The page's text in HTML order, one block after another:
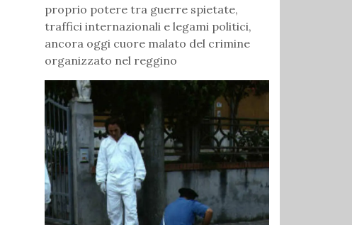
proprio potere tra guerre spietate,
traffici internazionali e legami politici,
ancora oggi cuore malato del crimine
organizzato nel reggino